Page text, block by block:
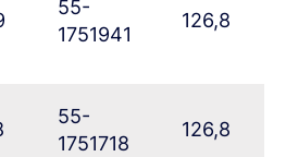
55-
1751941
126,8
55-
1751718
126,8